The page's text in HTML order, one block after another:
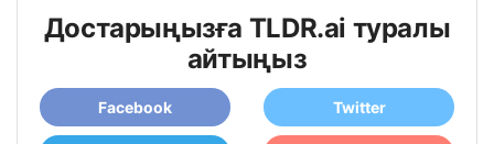
Достарыңызға TLDR.ai туралы
айтыңыз
Facebook Twitter